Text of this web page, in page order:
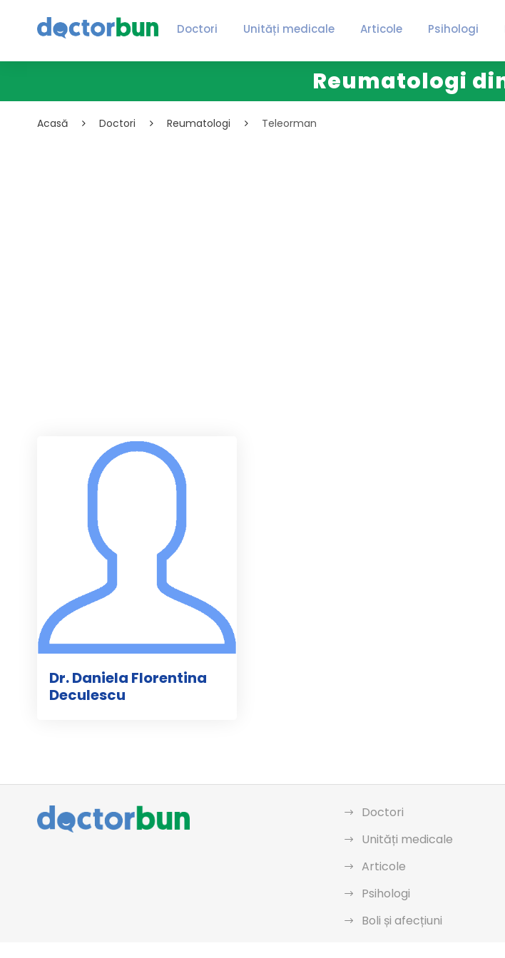
Doctori Unități medicale Articole Psihologi
Reumatologi
Acasă Doctori Reumatologi Teleorman
Dr. Daniela Florentina
Deculescu
Doctori
Unități medicale
Articole
Psihologi
Boli și afecțiuni